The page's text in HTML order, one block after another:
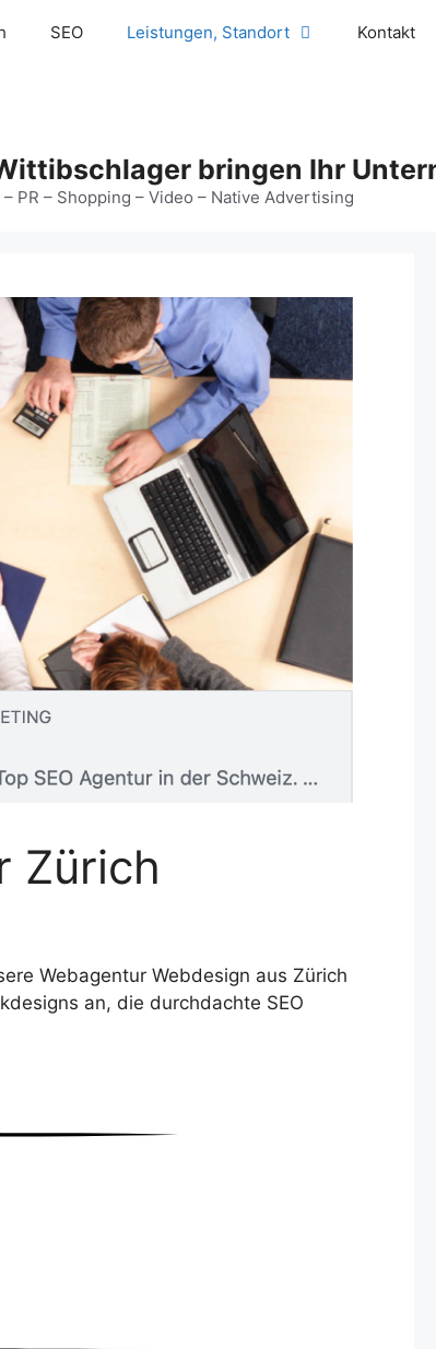
SEO Leistungen, Standort Kontakt
bringen Ihr
PR – Shopping – Video – Native Advertising
Zürich
Webagentur Webdesign aus Zürich
an, die durchdachte SEO